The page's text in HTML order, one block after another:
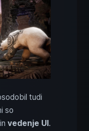
tudi
so
in vedenje UI.